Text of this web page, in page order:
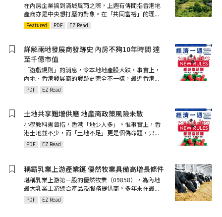
在內房企業搞到滿城風雨之際，上週有傳聞指香港地
產商亦是中央想打壓的對象。在「共同富裕」的理...
Featured PDF EZ Read
詳解兩地發展商發跡史 內房不夠10年時間 達
至千億市值
「遊戲規則」的消息，令本地地產股大跌，事實上，
內地、香港發展商的發跡史完全不一樣，最近香港...
PDF EZ Read
土地共享難增供應 地產商政策風險未散
小學教科書曾指，香港「地少人多」。惟事實上，香
港土地並不少，而「土地不足」更是個偽命題，只...
PDF EZ Read
稱霸乳業上游產業鏈 優然牧業具備高增長條件
堪稱乳業上游第一股的優然牧業（09858），為內地
最大乳業上游綜合產品及服務提供商。多年來在最...
PDF EZ Read